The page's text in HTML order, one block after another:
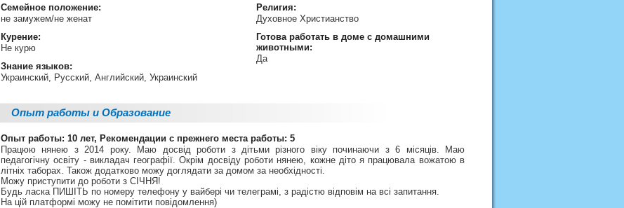
Семейное положение:
не замужем/не женат
Курение:
Не курю
Знание языков:
Украинский, Русский, Английский, Украинский
Религия:
Духовное Христианство
Готова работать в доме с домашними
животными:
Да
Опыт работы и Образование
Опыт работы: 10 лет, Рекомендации с прежнего места работы: 5
Працюю нянею з 2014 року. Маю досвід роботи з дітьми різного віку починаючи з 6 місяців. Маю
педагогічну освіту - викладач географії. Окрім досвіду роботи нянею, кожне діто я працювала вожатою в
літніх таборах. Також додатково можу доглядати за домом за необхідності.
Можу приступити до роботи з СІЧНЯ!
Будь ласка ПИШІТЬ по номеру телефону у вайбері чи телеграмі, з радістю відповім на всі запитання.
На цій платформі можу не помітити повідомлення)